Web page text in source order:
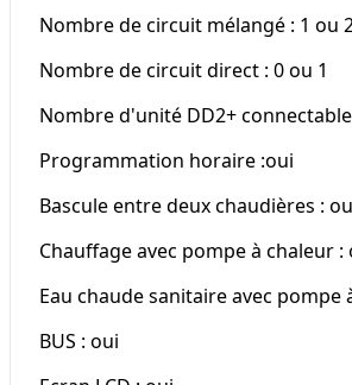
Nombre de circuit mélangé : 1 ou
Nombre de circuit direct : 0 ou 1
Nombre d'unité DD2+
Programmation horaire :oui
Bascule entre deux chaudières :
Chauffage avec pompe à chaleur :
Eau chaude sanitaire avec pompe
BUS : oui